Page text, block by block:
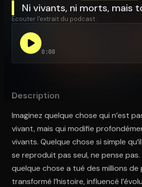
Ni vivants, ni morts, mais
Écouter l'extrait du podcast :
0:00
Description
Imaginez quelque chose qui n’est
vivant, mais qui modifie
vivants. Quelque chose si simple
se reproduit pas seul, ne pense
quelque chose a tué des millions de
transformé l’histoire, influencé